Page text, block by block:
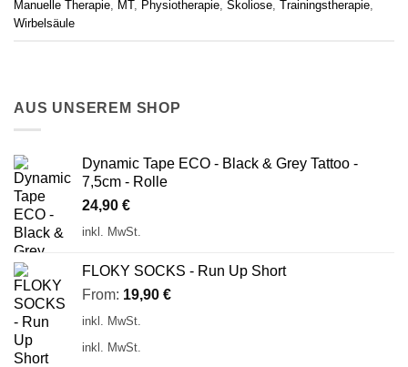
Manuelle Therapie, MT, Physiotherapie, Skoliose, Trainingstherapie,
Wirbelsäule
AUS UNSEREM SHOP
Dynamic Tape ECO - Black & Grey Tattoo -
7,5cm - Rolle
24,90 €
inkl. MwSt.
FLOKY SOCKS - Run Up Short
From: 19,90 €
inkl. MwSt.
inkl. MwSt.